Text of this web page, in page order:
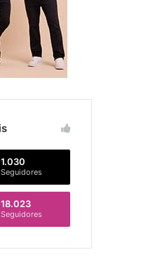
1.030
Seguidores
18.023
Seguidores